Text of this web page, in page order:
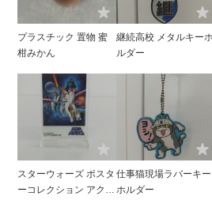
プラスチック 置物 蜜
柑みかん
継続高校 メタルキーホ
ルダー
スターウォーズ ポスタ
ーコレクション アクリ
仕事猫現場ラバーキー
ホルダー